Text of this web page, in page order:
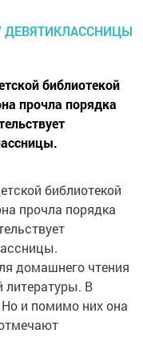
библиотекой
прочла порядка
библиотекой
прочла порядка
домашнего чтения
литературы. В
Но и помимо них она